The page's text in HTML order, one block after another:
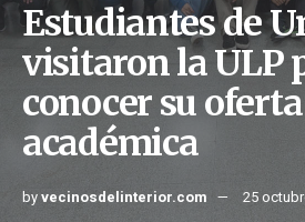
Estudiantes de
visitaron la ULP
conocer su oferta
académica
byvecinosdelinterior.com 25